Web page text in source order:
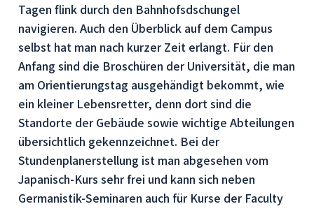
Tagen flink durch den Bahnhofsdschungel
navigieren. Auch den Überblick auf dem Campus
selbst hat man nach kurzer Zeit erlangt. Für den
Anfang sind die Broschüren der Universität, die man
am Orientierungstag ausgehändigt bekommt, wie
ein kleiner Lebensretter, denn dort sind die
Standorte der Gebäude sowie wichtige Abteilungen
übersichtlich gekennzeichnet. Bei der
Stundenplanerstellung ist man abgesehen vom
Japanisch-Kurs sehr frei und kann sich neben
Germanistik-Seminaren auch für Kurse der Faculty